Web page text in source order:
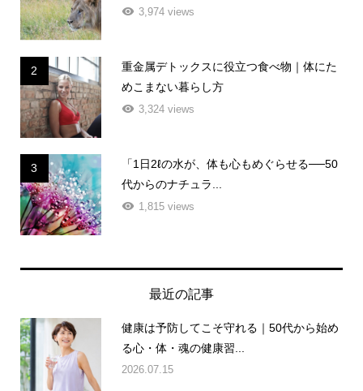
3,974 views
2
重金属デトックスに役立つ食べ物｜体にた
めこまない暮らし方
3,324 views
3
「1日2ℓの水が、体も心もめぐらせる──50
代からのナチュラ...
1,815 views
最近の記事
健康は予防してこそ守れる｜50代から始め
る心・体・魂の健康習...
2026.07.15